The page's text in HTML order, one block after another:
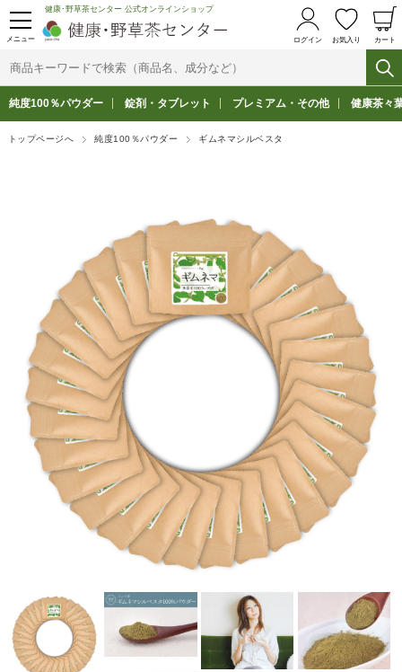
メニュー
健康･野草茶センター 公式オンラインショップ
ログイン お気入り カート
純度100％パウダー 錠剤・タブレット プレミアム・その他 健康茶々
トップページへ 純度100％パウダー ギムネマシルベスタ